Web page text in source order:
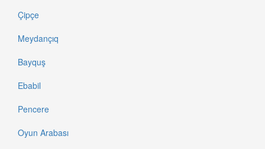
Çipçe
Meydançıq
Bayquş
Ebabil
Pencere
Oyun Arabası